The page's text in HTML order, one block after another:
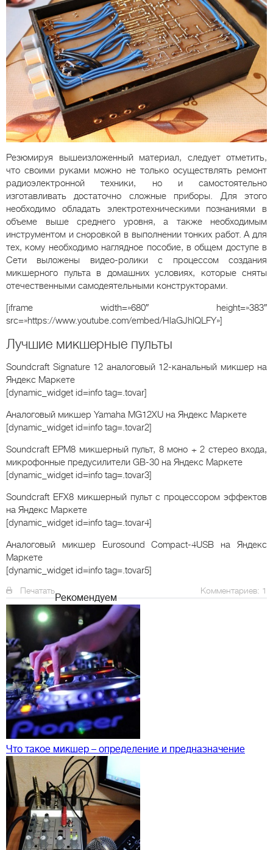
Резюмируя вышеизложенный материал, следует отметить,
что своими руками можно не только осуществлять ремонт
радиоэлектронной техники, но и самостоятельно
изготавливать достаточно сложные приборы. Для этого
необходимо обладать электротехническими познаниями в
объеме выше среднего уровня, а также необходимым
инструментом и сноровкой в выполнении тонких работ. А для
тех, кому необходимо наглядное пособие, в общем доступе в
Сети выложены видео-ролики с процессом создания
микшерного пульта в домашних условиях, которые сняты
отечественными самодеятельными конструкторами.
[iframe width=»680″ height=»383″
src=»https://www.youtube.com/embed/HlaGJhlQLFY»]
Лучшие микшерные пульты
Soundcraft Signature 12 аналоговый 12-канальный микшер на
Яндекс Маркете
[dynamic_widget id=info tag=.tovar]
Аналоговый микшер Yamaha MG12XU на Яндекс Маркете
[dynamic_widget id=info tag=.tovar2]
Soundcraft EPM8 микшерный пульт, 8 моно + 2 стерео входа,
микрофонные предусилители GB-30 на Яндекс Маркете
[dynamic_widget id=info tag=.tovar3]
Soundcraft EFX8 микшерный пульт с процессором эффектов
на Яндекс Маркете
[dynamic_widget id=info tag=.tovar4]
Аналоговый микшер Eurosound Compact-4USB на Яндекс
Маркете
[dynamic_widget id=info tag=.tovar5]
Печатать Комментариев: 1
Рекомендуем
Что такое микшер – определение и предназначение